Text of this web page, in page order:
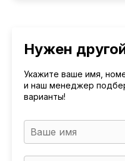
Нужен
Укажите ваше имя,
и наш менеджер
варианты!